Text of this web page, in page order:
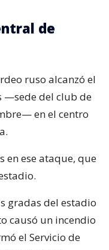
de
ruso alcanzó el
—sede del club de
en el centro
en ese ataque, que
gradas del estadio
causó un incendio
el Servicio de